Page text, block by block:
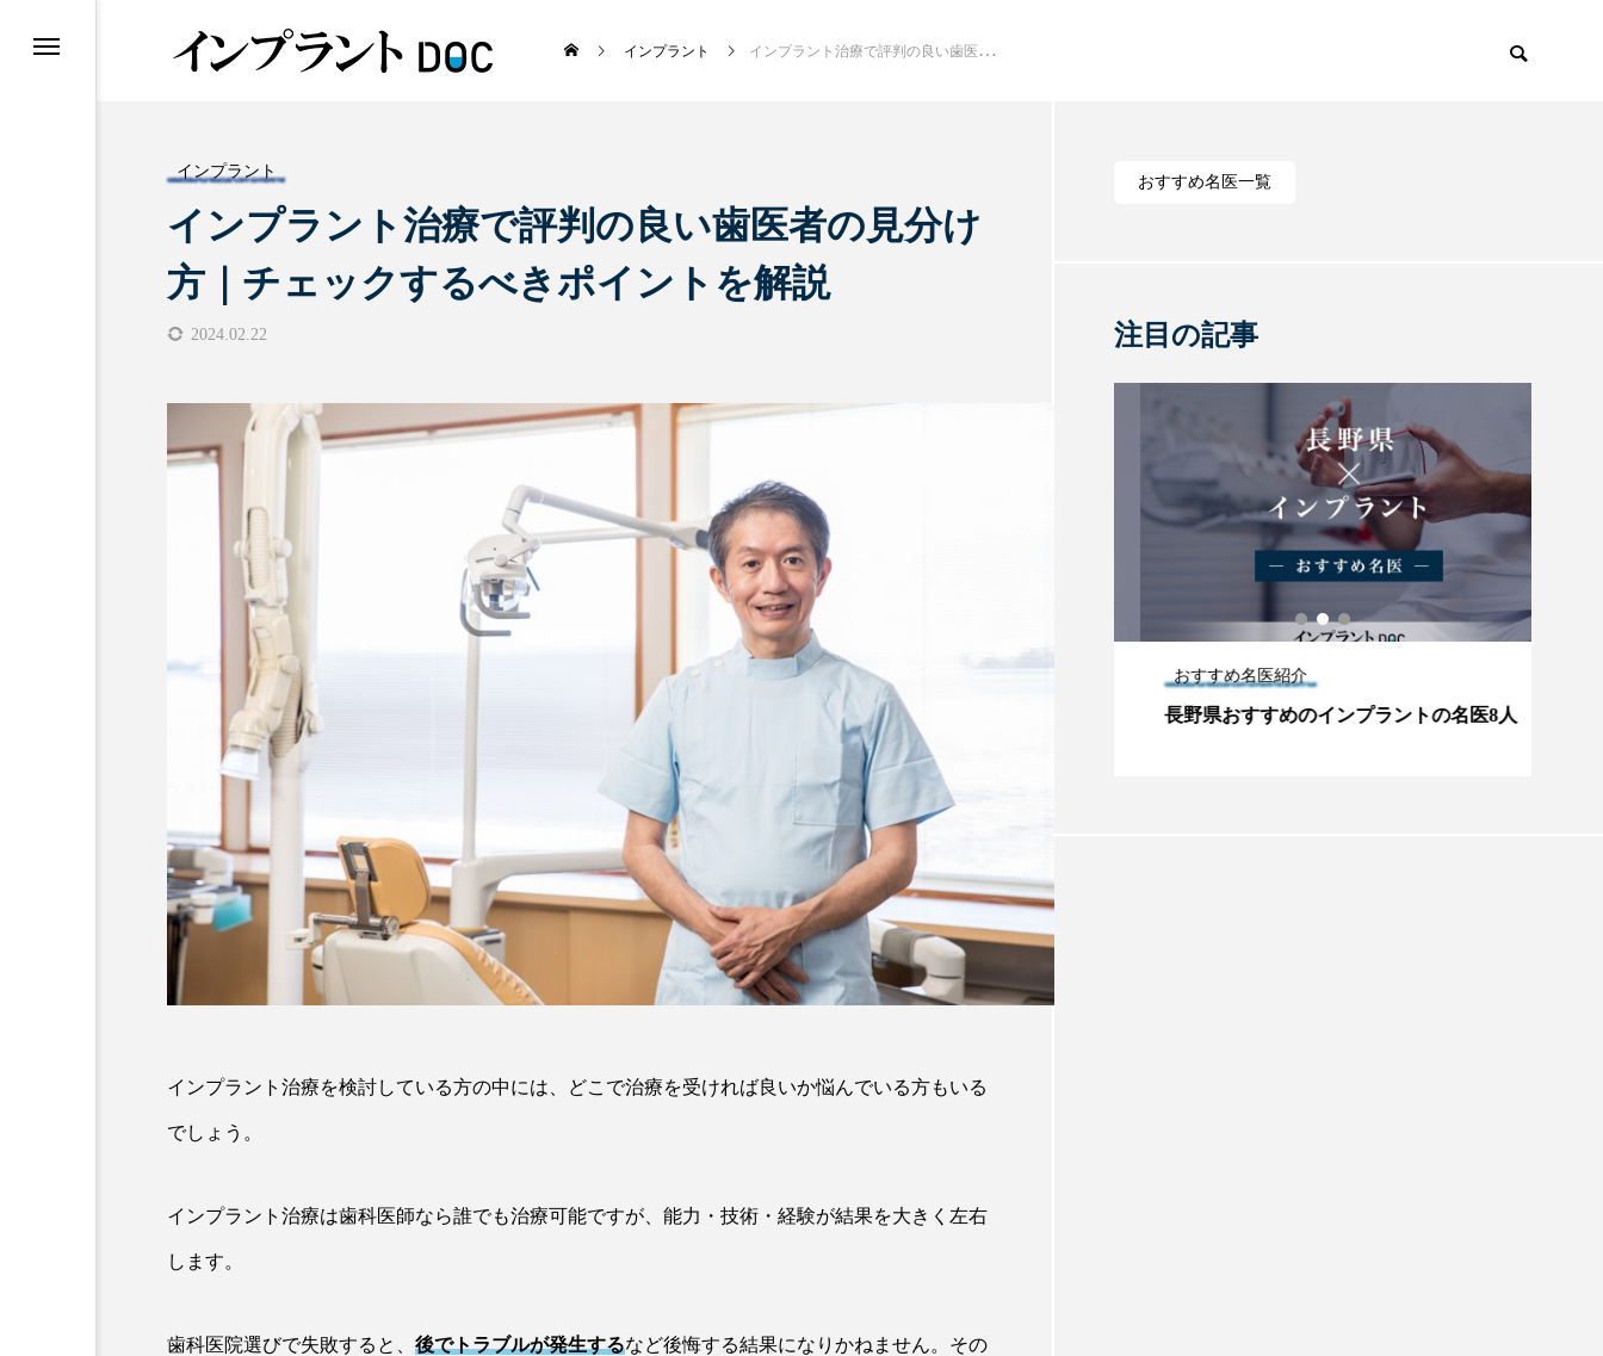
おすすめ名医紹介
横浜市おすすめの歯がボロボロの
名医3人
注目のトピック
おすすめ名医一覧 コラム インプラント 違い 費用 インプラントオーバーデンチャー
前歯 作成 メリット
インプラント インプラント治療で評判の良い歯医者の見分け方｜チェックするべきポイントを解説
インプラント
インプラント治療で評判の良い歯医者の見分け
方｜チェックするべきポイントを解説
2024.02.22
インプラント治療を検討している方の中には、どこで治療を受ければ良いか悩んでいる方もいる
でしょう。
インプラント治療は歯科医師なら誰でも治療可能ですが、能力・技術・経験が結果を大きく左右
します。
歯科医院選びで失敗すると、 後でトラブルが発生するなど後悔する結果になりかねません。その
おすすめ名医一覧
注目の記事
立川市おすすめのインプラントの名医1人
おすすめ名医紹介
神奈川県おすすめのインプラントの名医16
おすすめ名医紹介
長野県おすすめのインプラントの名医8人